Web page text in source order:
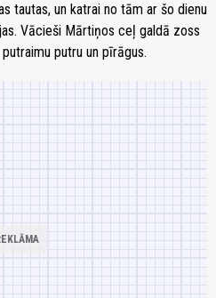
tautas, un katrai no tām ar šo dienu
Vācieši Mārtiņos ceļ galdā zoss
putru un pīrāgus.